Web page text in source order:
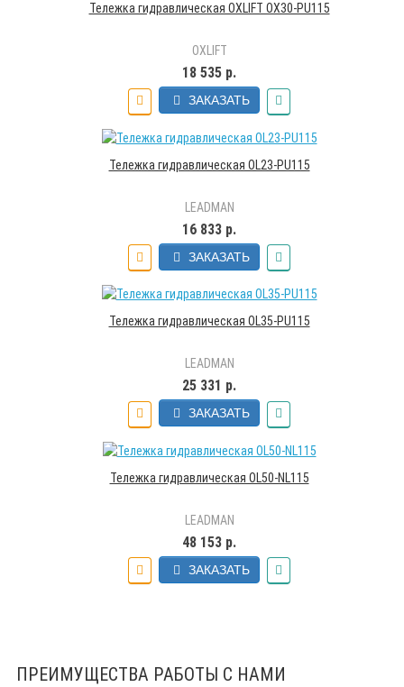
Тележка гидравлическая OXLIFT OX30-PU115
OXLIFT
18 535 р.
ЗАКАЗАТЬ
Тележка гидравлическая OL23-PU115
LEADMAN
16 833 р.
ЗАКАЗАТЬ
Тележка гидравлическая OL35-PU115
LEADMAN
25 331 р.
ЗАКАЗАТЬ
Тележка гидравлическая OL50-NL115
LEADMAN
48 153 р.
ЗАКАЗАТЬ
ПРЕИМУЩЕСТВА РАБОТЫ С НАМИ